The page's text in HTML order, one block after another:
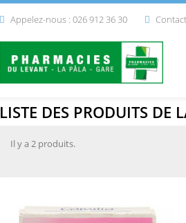
 Appelez-nous : 026 912 36 30 
LISTE DES PRODUITS DE
Il y a 2 produits.